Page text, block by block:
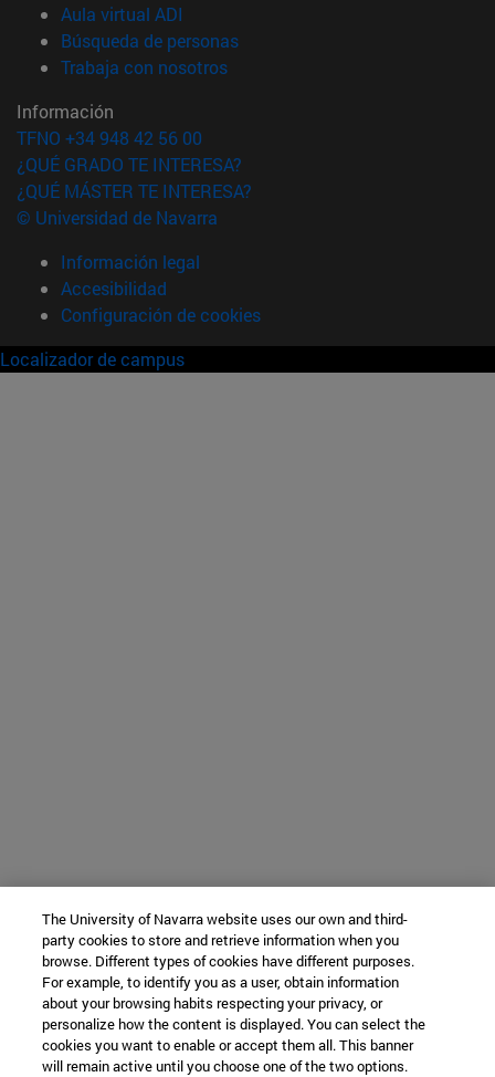
Aula virtual ADI
Búsqueda de personas(abre en nueva ventana)
Trabaja con nosotros(abre en nueva ventana)
Información
TFNO +34 948 42 56 00
¿QUÉ GRADO TE INTERESA?
¿QUÉ MÁSTER TE INTERESA?
© Universidad de Navarra
Información legal
Accesibilidad
Configuración de cookies
Localizador de campus
The University of Navarra website uses our own and third-
party cookies to store and retrieve information when you
browse. Different types of cookies have different purposes.
For example, to identify you as a user, obtain information
about your browsing habits respecting your privacy, or
personalize how the content is displayed. You can select the
cookies you want to enable or accept them all. This banner
will remain active until you choose one of the two options.